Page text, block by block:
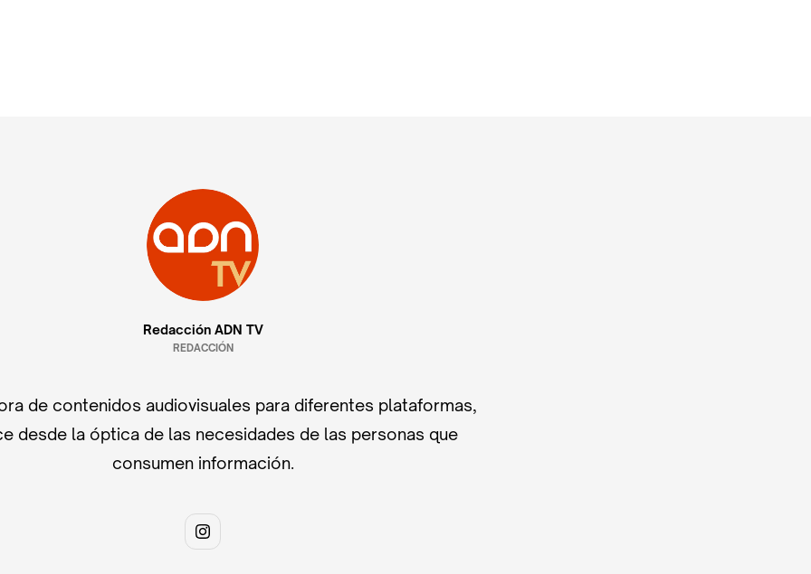
Redacción ADN TV
REDACCIÓN
de contenidos audiovisuales para diferentes plataformas,
desde la óptica de las necesidades de las personas que
consumen información.